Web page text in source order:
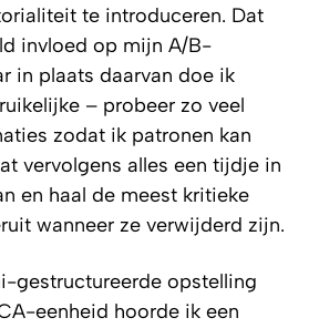
te introduceren. Dat
invloed op mijn A/B-
in plaats daarvan doe ik
– probeer zo veel
zodat ik patronen kan
vervolgens alles een tijdje in
en haal de meest kritieke
wanneer ze verwijderd zijn.
gestructureerde opstelling
eenheid hoorde ik een